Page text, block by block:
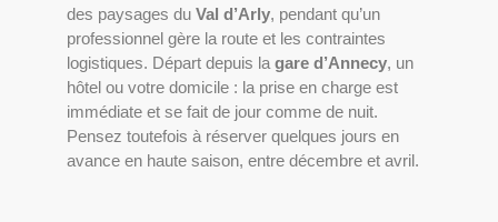
des paysages du Val d’Arly, pendant qu’un
professionnel gère la route et les contraintes
logistiques. Départ depuis la gare d’Annecy, un
hôtel ou votre domicile : la prise en charge est
immédiate et se fait de jour comme de nuit.
Pensez toutefois à réserver quelques jours en
avance en haute saison, entre décembre et avril.